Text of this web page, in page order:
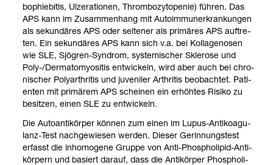
bo­phle­bi­tis, Ulze­ra­tio­nen, Throm­bo­zy­to­pe­nie) füh­ren. Das
APS kann im Zusam­men­hang mit Auto­im­mun­erkran­kun­gen
als sekun­dä­res APS oder sel­te­ner als pri­mä­res APS auf­tre­
ten. Ein sekun­dä­res APS kann sich v.a. bei Kol­la­ge­no­sen
wie SLE, Sjö­gren-​Syn­drom, sys­te­mi­scher Skle­rose und
Poly-​/Der­m­ato­myo­si­tis ent­wi­ckeln, wird aber auch bei chro­
ni­scher Poly­ar­thri­tis und juve­ni­ler Arthri­tis beob­ach­tet. Pati­
en­ten mit pri­mä­rem APS schei­nen ein erhöh­tes Risiko zu
besit­zen, einen SLE zu ent­wi­ckeln.
Die Auto­an­ti­kör­per kön­nen zum einen im Lupus-​Anti­ko­agu­
lanz-​Test nach­ge­wie­sen wer­den. Die­ser Gerin­nungs­test
erfasst die inho­mo­gene Gruppe von Anti-​Phos­pho­li­pid-​Anti­
kör­pern und basiert dar­auf, dass die Anti­kör­per Phos­pho­li­